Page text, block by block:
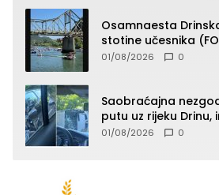
Osamnaesta
stotine učesnika
01/08/2026 0
Saobraćajna
putu uz rijeku Drinu,
lica (FOTO)
01/08/2026 0